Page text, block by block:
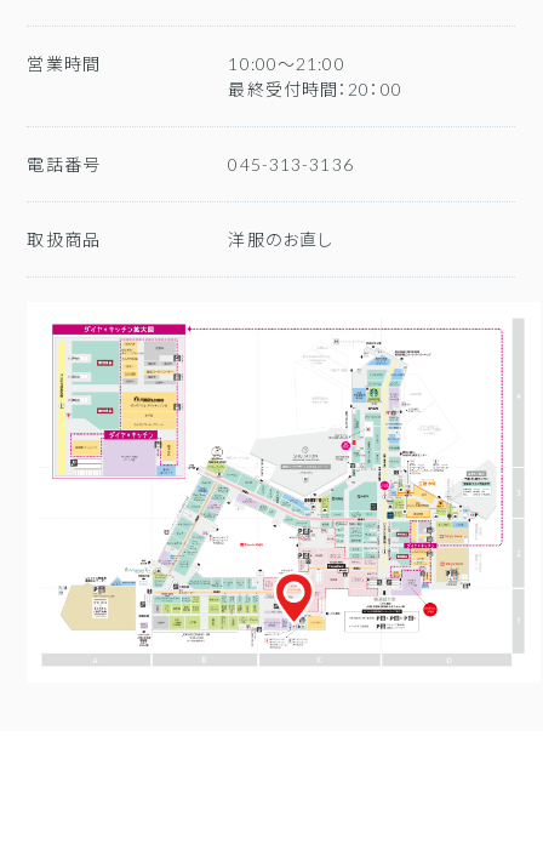
営業時間
10:00～21:00
最終受付時間：20：00
電話番号 045-313-3136
取扱商品 洋服のお直し